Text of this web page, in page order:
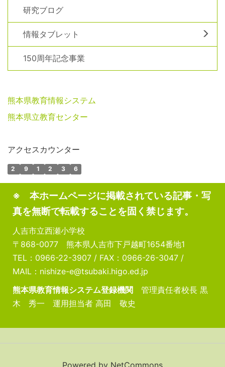
研究ブログ
情報タブレット
150周年記念事業
熊本県教育情報システム
熊本県立教育センター
アクセスカウンター
2 9 1 2 3 6
※ 本ホームページに掲載されている記事・写
真を無断で転載することを固く禁じます。
人吉市立西瀬小学校
〒868-0077 熊本県人吉市下戸越町1654番地1
TEL：0966-22-3907 / FAX：0966-26-3047 /
MAIL：nishize-e@tsubaki.higo.ed.jp
熊本県教育情報システム登録機関 管理責任者校長 黒
木 秀一 運用担当者 高田 敬史
Powered by NetCommons